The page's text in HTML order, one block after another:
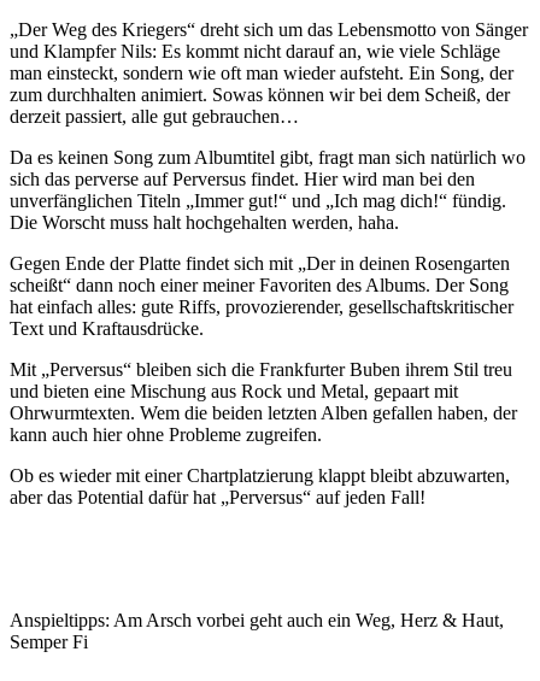
„Der Weg des Kriegers“ dreht sich um das Lebensmotto von Sänger
und Klampfer Nils: Es kommt nicht darauf an, wie viele Schläge
man einsteckt, sondern wie oft man wieder aufsteht. Ein Song, der
zum durchhalten animiert. Sowas können wir bei dem Scheiß, der
derzeit passiert, alle gut gebrauchen…
Da es keinen Song zum Albumtitel gibt, fragt man sich natürlich wo
sich das perverse auf Perversus findet. Hier wird man bei den
unverfänglichen Titeln „Immer gut!“ und „Ich mag dich!“ fündig.
Die Worscht muss halt hochgehalten werden, haha.
Gegen Ende der Platte findet sich mit „Der in deinen Rosengarten
scheißt“ dann noch einer meiner Favoriten des Albums. Der Song
hat einfach alles: gute Riffs, provozierender, gesellschaftskritischer
Text und Kraftausdrücke.
Mit „Perversus“ bleiben sich die Frankfurter Buben ihrem Stil treu
und bieten eine Mischung aus Rock und Metal, gepaart mit
Ohrwurmtexten. Wem die beiden letzten Alben gefallen haben, der
kann auch hier ohne Probleme zugreifen.
Ob es wieder mit einer Chartplatzierung klappt bleibt abzuwarten,
aber das Potential dafür hat „Perversus“ auf jeden Fall!
Anspieltipps: Am Arsch vorbei geht auch ein Weg, Herz & Haut,
Semper Fi